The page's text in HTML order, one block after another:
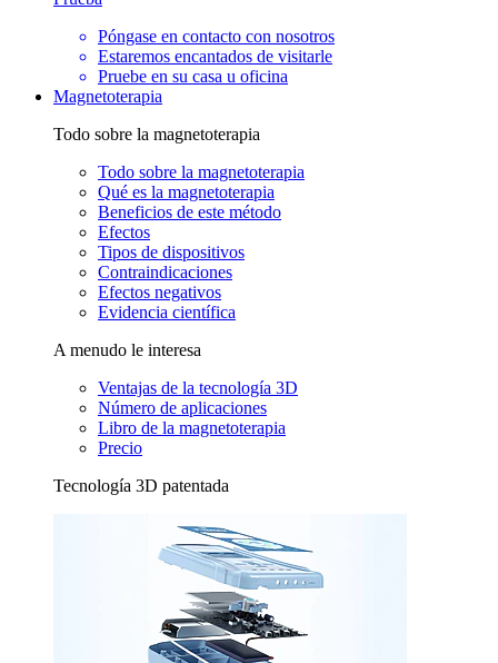
Póngase en contacto con nosotros
Estaremos encantados de visitarle
Pruebe en su casa u oficina
Magnetoterapia
Todo sobre la magnetoterapia
Todo sobre la magnetoterapia
Qué es la magnetoterapia
Beneficios de este método
Efectos
Tipos de dispositivos
Contraindicaciones
Efectos negativos
Evidencia científica
A menudo le interesa
Ventajas de la tecnología 3D
Número de aplicaciones
Libro de la magnetoterapia
Precio
Tecnología 3D patentada